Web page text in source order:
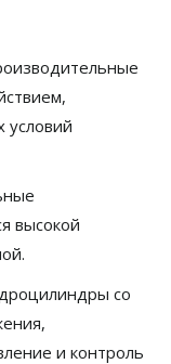
условий
высокой
со
и контроль